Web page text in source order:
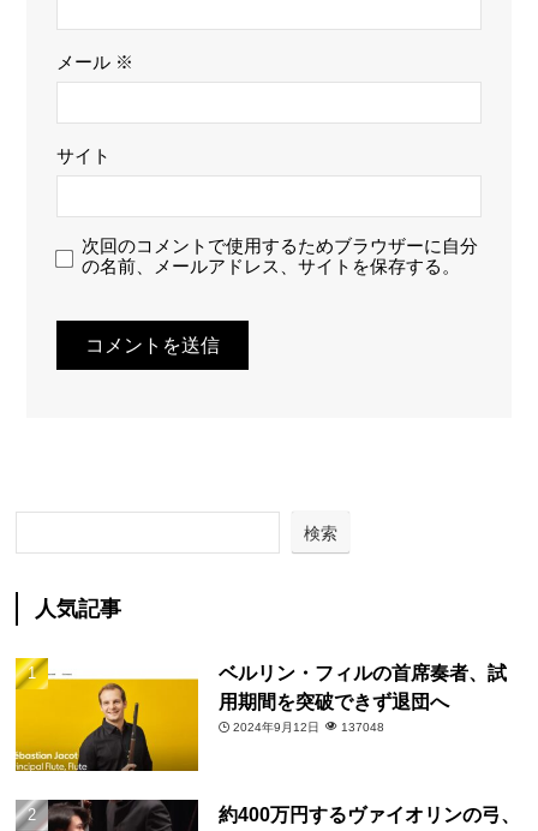
メール ※
サイト
次回のコメントで使用するためブラウザーに自分
の名前、メールアドレス、サイトを保存する。
検索
人気記事
ベルリン・フィルの首席奏者、試
用期間を突破できず退団へ
2024年9月12日 137048
約400万円するヴァイオリンの弓、